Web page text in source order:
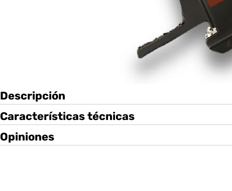
Descripción
Características técnicas
Opiniones